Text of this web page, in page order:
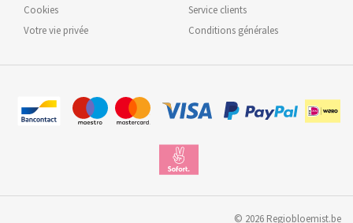
Cookies
Votre vie privée
Service clients
Conditions générales
© 2026 Regiobloemist.be